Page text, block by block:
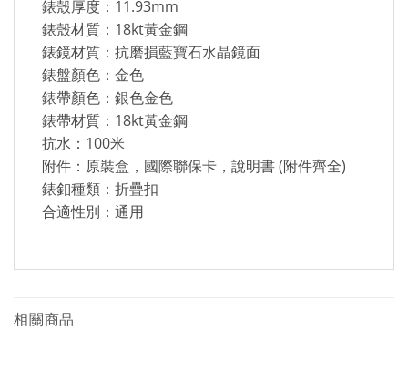
錶殼厚度：11.93mm
錶殼材質：18kt黃金鋼
錶鏡材質：抗磨損藍寶石水晶鏡面
錶盤顏色：金色
錶帶顏色：銀色金色
錶帶材質：18kt黃金鋼
抗水：100米
附件：原裝盒，國際聯保卡，說明書 (附件齊全)
錶釦種類：折疊扣
合適性別：通用
相關商品